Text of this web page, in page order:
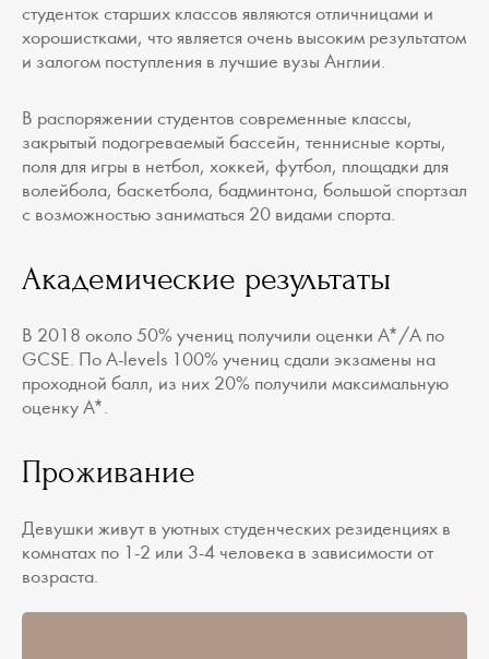
студенток старших классов являются отличницами и
хорошистками, что является очень высоким результатом
и залогом поступления в лучшие вузы Англии.
В распоряжении студентов современные классы,
закрытый подогреваемый бассейн, теннисные корты,
поля для игры в нетбол, хоккей, футбол, площадки для
волейбола, баскетбола, бадминтона, большой спортзал
с возможностью заниматься 20 видами спорта.
Академические результаты
В 2018 около 50% учениц получили оценки A*/A по
GCSE. По A-levels 100% учениц сдали экзамены на
проходной балл, из них 20% получили максимальную
оценку A*.
Проживание
Девушки живут в уютных студенческих резиденциях в
комнатах по 1-2 или 3-4 человека в зависимости от
возраста.